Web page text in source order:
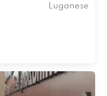
Luganese